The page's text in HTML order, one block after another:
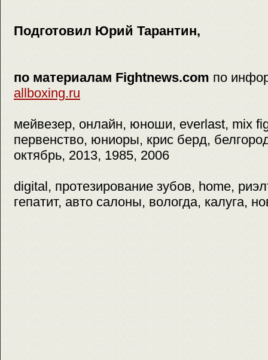
Подготовил Юрий Тарантин,
по материалам Fightnews.com по
allboxing.ru
мейвезер, онлайн, юноши, everlast, mix
первенство, юниоры, крис берд,
октябрь, 2013, 1985, 2006
digital, протезирование зубов, home,
гепатит, авто салоны, вологда, калуга,